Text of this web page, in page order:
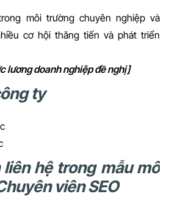
môi trường chuyên nghiệp và
cơ hội thăng tiến và phát triển
lương doanh nghiệp đề nghị]
ty
liên hệ trong mẫu mô
viên SEO